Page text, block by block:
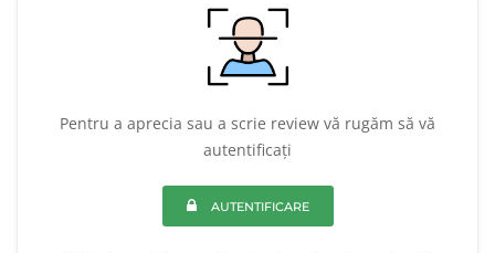
Pentru a aprecia sau a scrie review vă rugăm să vă
autentificați
AUTENTIFICARE